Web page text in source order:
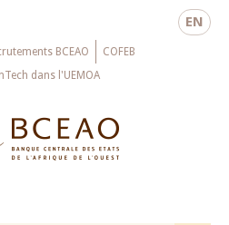
EN
BCEAO
COFEB
dans l'UEMOA